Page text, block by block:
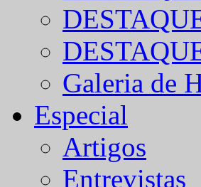
Galeria de
Especial
Artigos
Entrevistas